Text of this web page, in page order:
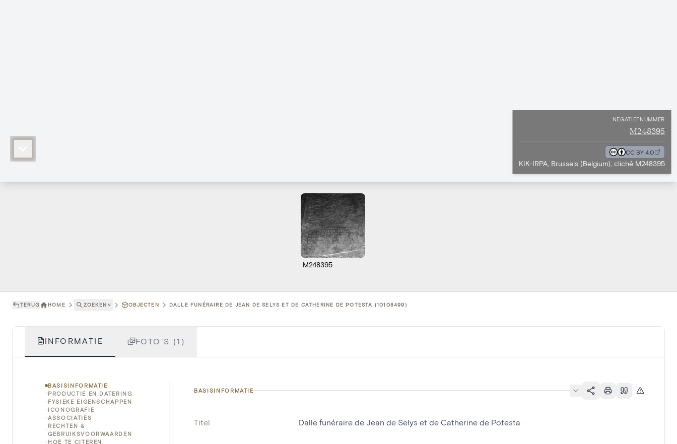
NEGATIEFNUMMER
M248395
CC BY 4.0
KIK-IRPA, Brussels (Belgium), cliché M248395
M248395
TERUG HOME ZOEKEN ˅ OBJECTEN DALLE FUNÉRAIRE DE JEAN DE SELYS ET DE CATHERINE DE POTESTA (10108499)
INFORMATIE FOTO'S (1)
BASISINFORMATIE
PRODUCTIE EN DATERING
FYSIEKE EIGENSCHAPPEN
ICONOGRAFIE
ASSOCIATIES
RECHTEN &
GEBRUIKSVOORWAARDEN
HOE TE CITEREN
BASISINFORMATIE
Titel Dalle funéraire de Jean de Selys et de Catherine de Potesta